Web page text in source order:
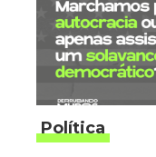
Política